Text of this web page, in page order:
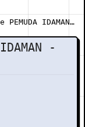
IDAMAN - Diana Sastra
-